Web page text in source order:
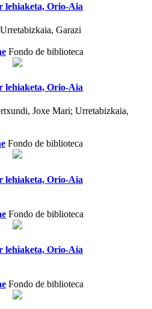
lehiaketa, Orio-Aia
Garazi
Fondo de biblioteca
lehiaketa, Orio-Aia
Joxe Mari; Urretabizkaia,
Fondo de biblioteca
lehiaketa, Orio-Aia
Fondo de biblioteca
lehiaketa, Orio-Aia
Fondo de biblioteca